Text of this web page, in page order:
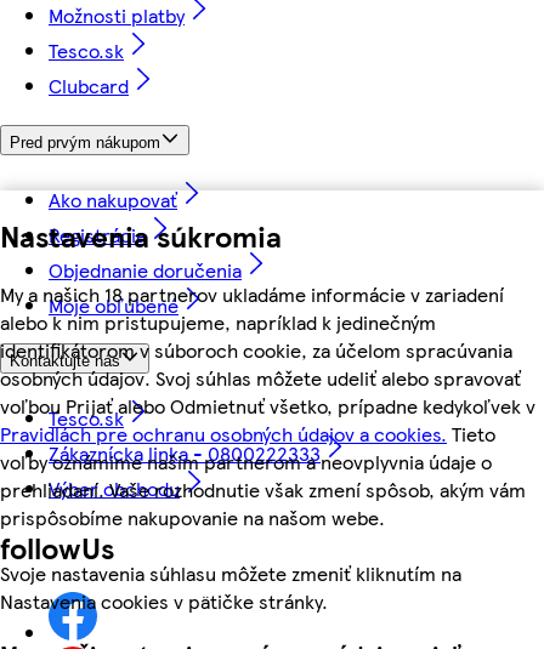
Nastavenia súkromia
My a našich 18 partnerov ukladáme informácie v zariadení
alebo k nim pristupujeme, napríklad k jedinečným
identifikátorom v súboroch cookie, za účelom spracúvania
osobných údajov. Svoj súhlas môžete udeliť alebo spravovať
voľbou Prijať alebo Odmietnuť všetko, prípadne kedykoľvek v
Pravidlách pre ochranu osobných údajov a cookies. Tieto
voľby oznámime našim partnerom a neovplyvnia údaje o
prehliadaní. Vaše rozhodnutie však zmení spôsob, akým vám
prispôsobíme nakupovanie na našom webe.
Svoje nastavenia súhlasu môžete zmeniť kliknutím na
Nastavenia cookies v pätičke stránky.
Možnosti platby
Tesco.sk
Clubcard
Pred prvým nákupom
Ako nakupovať
Registrácia
Objednanie doručenia
Moje obľúbené
Kontaktujte nás
Tesco.sk
Zákaznícka linka - 0800222333
Výber obchodu
followUs